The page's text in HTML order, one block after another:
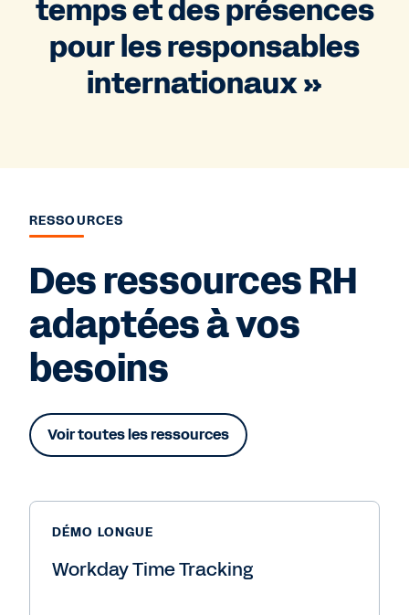
temps et des présences
pour les responsables
internationaux »
RESSOURCES
Des ressources RH
adaptées à vos
besoins
Voir toutes les ressources
DÉMO LONGUE
Workday Time Tracking